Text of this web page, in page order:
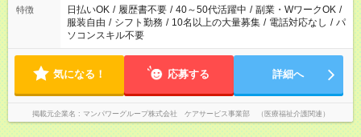
特徴 日払いOK / 履歴書不要 / 40～50代活躍中 / 副業・WワークOK /
服装自由 / シフト勤務 / 10名以上の大量募集 / 電話対応なし / パ
ソコンスキル不要
気になる！ 応募する 詳細へ
掲載元企業名 マンパワーグループ株式会社 ケアサービス事業部 （医療福祉介護関連）